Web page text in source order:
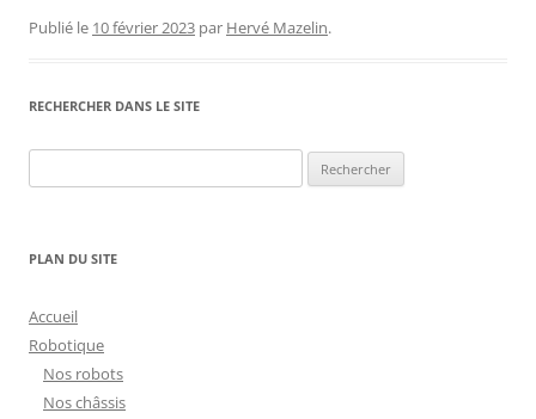
Publié le 10 février 2023 par Hervé Mazelin.
RECHERCHER DANS LE SITE
PLAN DU SITE
Accueil
Robotique
Nos robots
Nos châssis